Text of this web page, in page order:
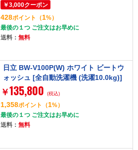
428ポイント （1%）
最後の１つ ご注文はお早めに
送料： 無料
日立 BW-V100P(W) ホワイト ビートウ
ォッシュ [全自動洗濯機 (洗濯10.0kg)]
￥135,800 (税込)
1,358ポイント （1%）
最後の１つ ご注文はお早めに
送料： 無料